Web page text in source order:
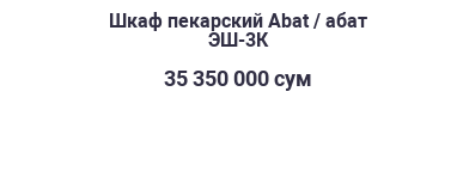
Шкаф пекарский Abat / абат
ЭШ-3К
35 350 000 сум